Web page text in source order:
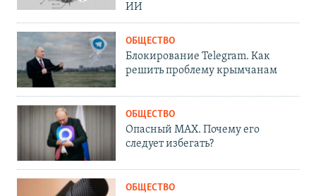
ИИ
ОБЩЕСТВО
Блокирование Telegram. Как
решить проблему крымчанам
ОБЩЕСТВО
Опасный MAX. Почему его
следует избегать?
ОБЩЕСТВО